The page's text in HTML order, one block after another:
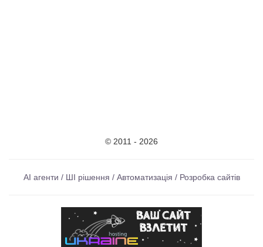
© 2011 - 2026
AI агенти / ШІ рішення / Автоматизація / Розробка сайтів